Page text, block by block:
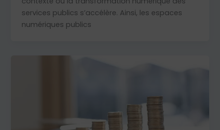
services publics s’accélère. Ainsi, les espaces
numériques publics